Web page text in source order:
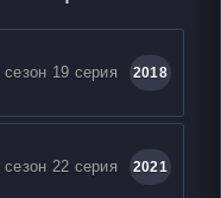
сезон 19 серия 2018
сезон 22 серия 2021